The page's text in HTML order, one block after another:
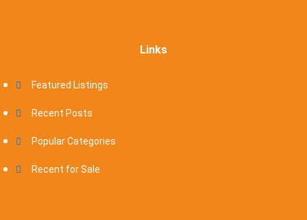
Links
Featured Listings
Recent Posts
Popular Categories
Recent for Sale